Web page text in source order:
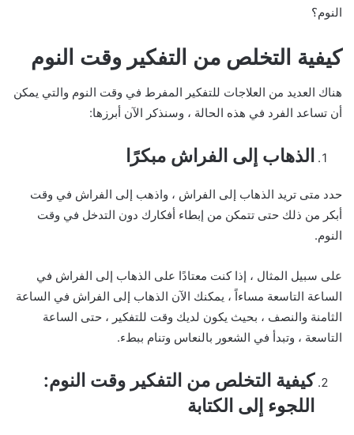
النوم؟
كيفية التخلص من التفكير وقت النوم
هناك العديد من العلاجات للتفكير المفرط في وقت النوم والتي يمكن
أن تساعد الفرد في هذه الحالة ، وسنذكر الآن أبرزها:
الذهاب إلى الفراش مبكرًا
حدد متى تريد الذهاب إلى الفراش ، واذهب إلى الفراش في وقت
أبكر من ذلك حتى تتمكن من إبطاء أفكارك دون التدخل في وقت
النوم.
على سبيل المثال ، إذا كنت معتادًا على الذهاب إلى الفراش في
الساعة التاسعة مساءاً ، يمكنك الآن الذهاب إلى الفراش في الساعة
الثامنة والنصف ، بحيث يكون لديك وقت للتفكير ، حتى الساعة
التاسعة ، وتبدأ في الشعور بالنعاس وتنام ببطء.
كيفية التخلص من التفكير وقت النوم:
اللجوء إلى الكتابة